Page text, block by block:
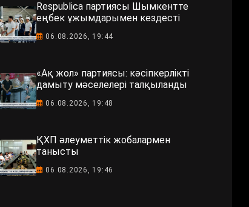
Respublica партиясы Шымкентте
еңбек ұжымдарымен кездесті
06.08.2026, 19:44
«Ақ жол» партиясы: кәсіпкерлікті
дамыту мәселелері талқыланды
06.08.2026, 19:48
ҚХП әлеуметтік жобалармен
танысты
06.08.2026, 19:46